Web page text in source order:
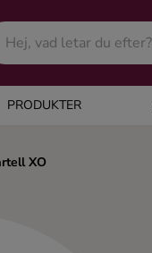
PRODUKTER
XO